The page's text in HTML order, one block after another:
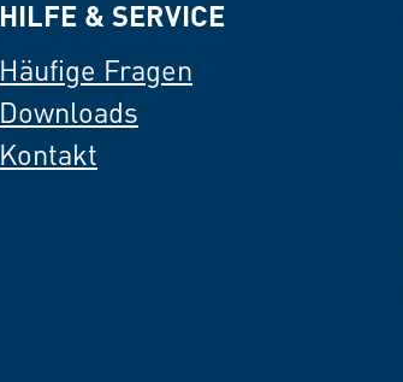
HILFE & SERVICE
Häufige Fragen
Downloads
Kontakt